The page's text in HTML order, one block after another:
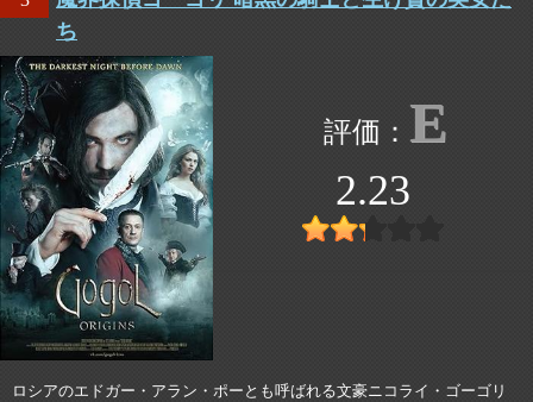
ち
E
2.23
ロシアのエドガー・アラン・ポーとも呼ばれる文豪ニコライ・ゴーゴリ